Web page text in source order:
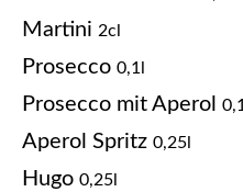
Martini 2cl
Prosecco 0,1l
Prosecco mit Aperol
0,1l
Aperol Spritz 0,25l
Hugo 0,25l